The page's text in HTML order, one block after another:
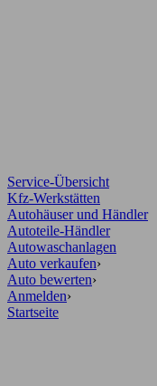
Service-Übersicht
Kfz-Werkstätten
Autohäuser und Händler
Autoteile-Händler
Autowaschanlagen
Auto verkaufen›
Auto bewerten›
Anmelden›
Startseite